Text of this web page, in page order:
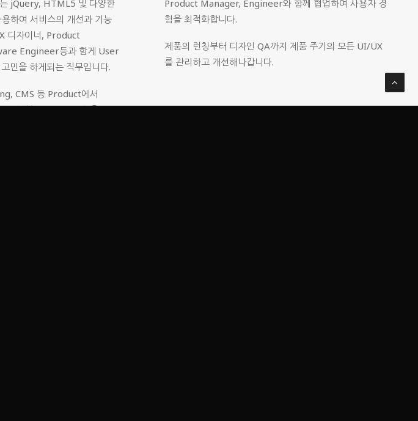
jQuery, HTML5 및 다양한
하여 서비스의 개선과 기능
디자이너, Product
Engineer등과 함게 User
민을 하게되는 직무입니다.
CMS 등 Product에서
부분에 대해 오너쉽을 가지
Product Manager, Engineer와 함께 협업하여 사용자 경
험을 최적화합니다.
제품의 런칭부터 디자인 QA까지 제품 주기의 모든 UI/UX
를 관리하고 개선해나갑니다.